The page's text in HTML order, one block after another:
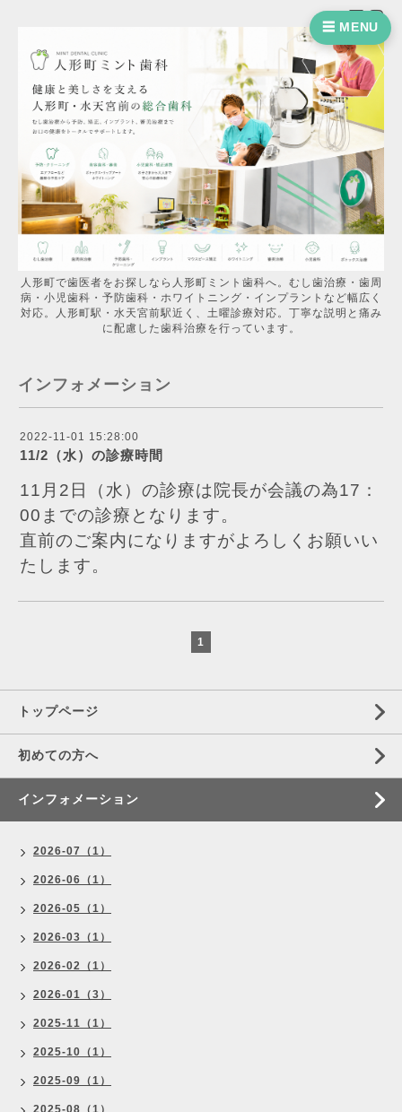
☰ MENU
人形町で歯医者をお探しなら人形町ミント歯科へ。むし歯治療・歯周
病・小児歯科・予防歯科・ホワイトニング・インプラントなど幅広く
対応。人形町駅・水天宮前駅近く、土曜診療対応。丁寧な説明と痛み
に配慮した歯科治療を行っています。
インフォメーション
2022-11-01 15:28:00
11/2（水）の診療時間
11月2日（水）の診療は院長が会議の為17：
00までの診療となります。
直前のご案内になりますがよろしくお願いい
たします。
1
トップページ
初めての方へ
インフォメーション
2026-07（1）
2026-06（1）
2026-05（1）
2026-03（1）
2026-02（1）
2026-01（3）
2025-11（1）
2025-10（1）
2025-09（1）
2025-08（1）